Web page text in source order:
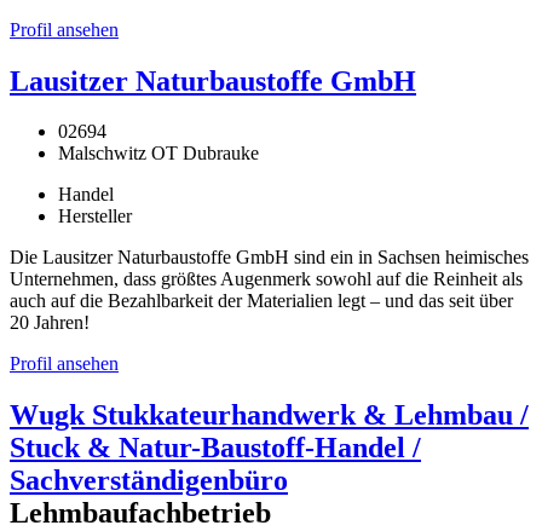
Profil ansehen
Lausitzer Naturbaustoffe GmbH
02694
Malschwitz OT Dubrauke
Handel
Hersteller
Die Lausitzer Naturbaustoffe GmbH sind ein in Sachsen heimisches
Unternehmen, dass größtes Augenmerk sowohl auf die Reinheit als
auch auf die Bezahlbarkeit der Materialien legt – und das seit über
20 Jahren!
Profil ansehen
Wugk Stukkateurhandwerk & Lehmbau /
Stuck & Natur-Baustoff-Handel /
Sachverständigenbüro
Lehmbaufachbetrieb